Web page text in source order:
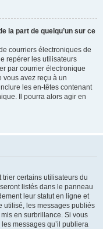
la part de quelqu’un sur ce
courriers électroniques de
repérer les utilisateurs
par courrier électronique
avez reçu à un
les en-têtes contenant
Il pourra alors agir en
trier certains utilisateurs du
listés dans le panneau
leur statut en ligne et
utilisé, les messages publiés
en surbrillance. Si vous
messages qu’il publiera